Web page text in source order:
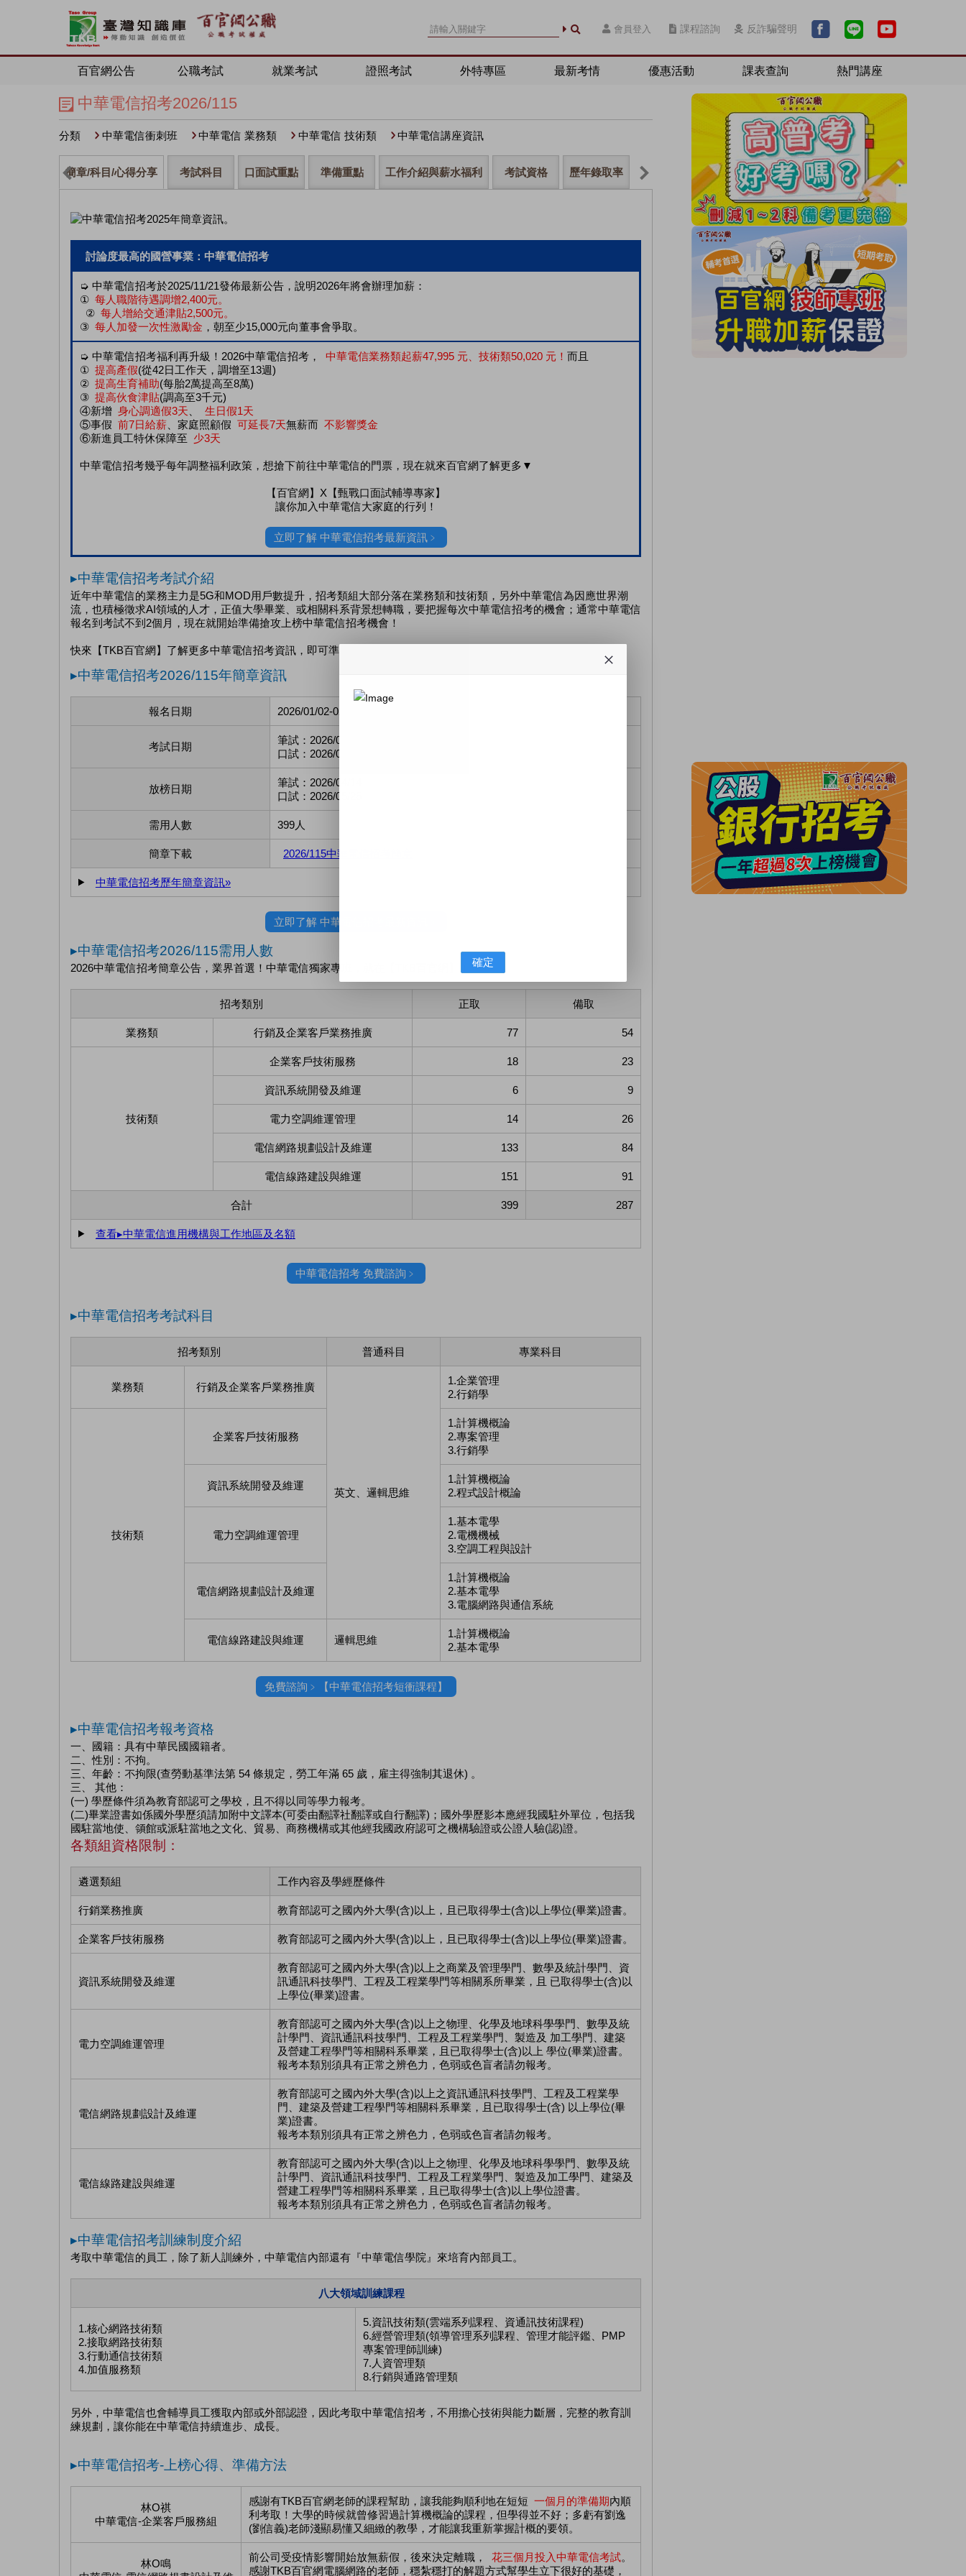
會員登入 課程諮詢 反詐騙聲明
百官網公告 公職考試 就業考試 證照考試 外特專區 最新考情 優惠活動 課表查詢 熱門講座
中華電信招考2026/115
分類 中華電信衝刺班 中華電信 業務類 中華電信 技術類 中華電信講座資訊
簡章/科目/心得分享 考試科目 口面試重點 準備重點 工作介紹與薪水福利 考試資格 歷年錄取率
討論度最高的國營事業：中華電信招考
➭ 中華電信招考於2025/11/21發佈最新公告，說明2026年將會辦理加薪：
① 每人職階待遇調增2,400元。
② 每人增給交通津貼2,500元。
③ 每人加發一次性激勵金 ，朝至少15,000元向董事會爭取。
➭ 中華電信招考福利再升級！2026中華電信招考， 中華電信業務類起薪47,995 元、技術類50,020 元！ 而且
① 提高產假(從42日工作天，調增至13週)
② 提高生育補助(每胎2萬提高至8萬)
③ 提高伙食津貼(調高至3千元)
④新增 身心調適假3天
生日假1天
⑤事假 前7日給薪 、家庭照顧假 可延長7天無薪而 不影響獎金
⑥新進員工特休保障至 少3天
中華電信招考幾乎每年調整福利政策，想搶下前往中華電信的門票，現在就來百官網了解更多▼
【百官網】X【甄戰口面試輔導專家】
讓你加入中華電信大家庭的行列！
立即了解 中華電信招考最新資訊﹥
▸中華電信招考考試介紹
近年中華電信的業務主力是5G和MOD用戶數提升，招考類組大部分落在業務類和技術類，另外中華電信為因應世界潮
流，也積極徵求AI領域的人才，正值大學畢業、或相關科系背景想轉職，要把握每次中華電信招考的機會；通常中華電信
報名到考試不到2個月，現在就開始準備搶攻上榜中華電信招考機會！
快來【TKB百官網】了解更多中華電信招考資訊，即可準備考取中華電信！
▸中華電信招考2026/115年簡章資訊
報名日期 2026/01/02-02/02
考試日期
筆試：2026/03/14
口試：2026/05/16-05/17
放榜日期
筆試：2026/04/14
口試：2026/05/26
需用人數 399人
簡章下載 2026/115中華電信招考簡章
中華電信招考歷年簡章資訊»
立即了解 中華電信招考最新資訊﹥
▸中華電信招考2026/115需用人數
2026中華電信招考簡章公告，業界首選！中華電信獨家專班，就在【TKB百官網】！
招考類別 正取 備取
業務類 行銷及企業客戶業務推廣 77 54
技術類
企業客戶技術服務 18 23
資訊系統開發及維運 6 9
電力空調維運管理 14 26
電信網路規劃設計及維運 133 84
電信線路建設與維運 151 91
合計 399 287
查看▸中華電信進用機構與工作地區及名額
中華電信招考 免費諮詢﹥
▸中華電信招考考試科目
招考類別 普通科目 專業科目
業務類 行銷及企業客戶業務推廣
英文、邏輯思維
1.企業管理
2.行銷學
技術類
企業客戶技術服務
1.計算機概論
2.專案管理
3.行銷學
資訊系統開發及維運
1.計算機概論
2.程式設計概論
電力空調維運管理
1.基本電學
2.電機機械
3.空調工程與設計
電信網路規劃設計及維運
1.計算機概論
2.基本電學
3.電腦網路與通信系統
電信線路建設與維運 邏輯思維
1.計算機概論
2.基本電學
免費諮詢﹥【中華電信招考短衝課程】
▸中華電信招考報考資格
一、國籍：具有中華民國國籍者。
二、性別：不拘。
三、年齡：不拘限(查勞動基準法第 54 條規定，勞工年滿 65 歲，雇主得強制其退休) 。
三、 其他：
(一) 學歷條件須為教育部認可之學校，且不得以同等學力報考。
(二)畢業證書如係國外學歷須請加附中文譯本(可委由翻譯社翻譯或自行翻譯)；國外學歷影本應經我國駐外單位，包括我
國駐當地使、領館或派駐當地之文化、貿易、商務機構或其他經我國政府認可之機構驗證或公證人驗(認)證。
各類組資格限制：
遴選類組 工作內容及學經歷條件
行銷業務推廣 教育部認可之國內外大學(含)以上，且已取得學士(含)以上學位(畢業)證書。
企業客戶技術服務 教育部認可之國內外大學(含)以上，且已取得學士(含)以上學位(畢業)證書。
資訊系統開發及維運
教育部認可之國內外大學(含)以上之商業及管理學門、數學及統計學門、資
訊通訊科技學門、工程及工程業學門等相關系所畢業，且 已取得學士(含)以
上學位(畢業)證書。
電力空調維運管理
教育部認可之國內外大學(含)以上之物理、化學及地球科學學門、數學及統
計學門、資訊通訊科技學門、工程及工程業學門、製造及 加工學門、建築
及營建工程學門等相關科系畢業，且已取得學士(含)以上 學位(畢業)證書。
報考本類別須具有正常之辨色力，色弱或色盲者請勿報考。
電信網路規劃設計及維運
教育部認可之國內外大學(含)以上之資訊通訊科技學門、工程及工程業學
門、建築及營建工程學門等相關科系畢業，且已取得學士(含) 以上學位(畢
業)證書。
報考本類別須具有正常之辨色力，色弱或色盲者請勿報考。
電信線路建設與維運
教育部認可之國內外大學(含)以上之物理、化學及地球科學學門、數學及統
計學門、資訊通訊科技學門、工程及工程業學門、製造及加工學門、建築及
營建工程學門等相關科系畢業，且已取得學士(含)以上學位證書。
報考本類別須具有正常之辨色力，色弱或色盲者請勿報考。
▸中華電信招考訓練制度介紹
考取中華電信的員工，除了新人訓練外，中華電信內部還有『中華電信學院』來培育內部員工。
八大領域訓練課程
1.核心網路技術類
2.接取網路技術類
3.行動通信技術類
4.加值服務類
5.資訊技術類(雲端系列課程、資通訊技術課程)
6.經營管理類(領導管理系列課程、管理才能評鑑、PMP
專案管理師訓練)
7.人資管理類
8.行銷與通路管理類
另外，中華電信也會輔導員工獲取內部或外部認證，因此考取中華電信招考，不用擔心技術與能力斷層，完整的教育訓
練規劃，讓你能在中華電信持續進步、成長。
▸中華電信招考-上榜心得、準備方法
林O祺
中華電信-企業客戶服務組
感謝有TKB百官網老師的課程幫助，讓我能夠順利地在短短 一個月的準備期內順
利考取！大學的時候就曾修習過計算機概論的課程，但學得並不好；多虧有劉逸
(劉信義)老師淺顯易懂又細緻的教學，才能讓我重新掌握計概的要領。
林O鳴
前公司受疫情影響開始放無薪假，後來決定離職， 花三個月投入中華電信考試。
感謝TKB百官網電腦網路的老師，穩紮穩打的解題方式幫學生立下很好的基礎，
確定